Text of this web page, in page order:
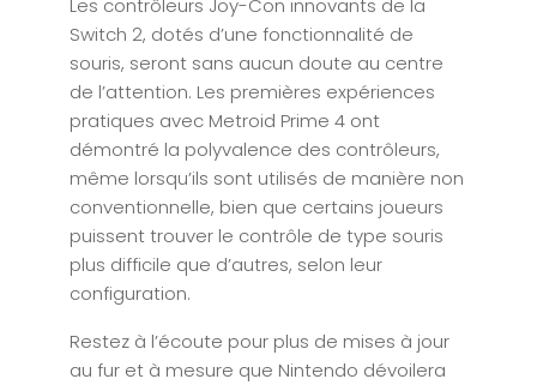
Les contrôleurs Joy-Con innovants de la
Switch 2, dotés d’une fonctionnalité de
souris, seront sans aucun doute au centre
de l’attention. Les premières expériences
pratiques avec Metroid Prime 4 ont
démontré la polyvalence des contrôleurs,
même lorsqu’ils sont utilisés de manière non
conventionnelle, bien que certains joueurs
puissent trouver le contrôle de type souris
plus difficile que d’autres, selon leur
configuration.
Restez à l’écoute pour plus de mises à jour
au fur et à mesure que Nintendo dévoilera